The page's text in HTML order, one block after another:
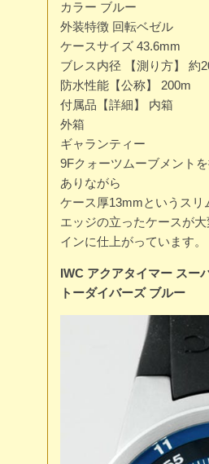
カラー ブルー
外装特徴 回転ベゼル
ケースサイズ 43.6mm
ブレス内径 【測り方】 約
防水性能【公称】 200m
付属品【詳細】 内箱
外箱
ギャランティー
9Fクォーツムーブメント
ありながら
ケース厚13mmというス
エッジの立ったケースが
インに仕上がっています。
IWC アクアタイマー スー
トーダイバーズ ブルー